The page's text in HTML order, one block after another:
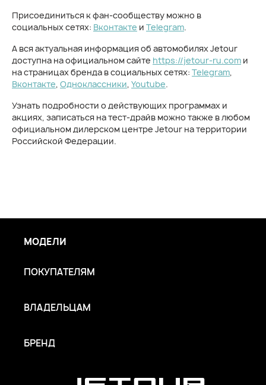
Присоединиться к фан-сообществу можно в
социальных сетях: Вконтакте и Telegram.
А вся актуальная информация об автомобилях Jetour
доступна на официальном сайте https://jetour-ru.com и
на страницах бренда в социальных сетях: Telegram,
Вконтакте, Одноклассники, Youtube.
Узнать подробности о действующих программах и
акциях, записаться на тест-драйв можно также в любом
официальном дилерском центре Jetour на территории
Российской Федерации.
МОДЕЛИ
ПОКУПАТЕЛЯМ
ВЛАДЕЛЬЦАМ
БРЕНД